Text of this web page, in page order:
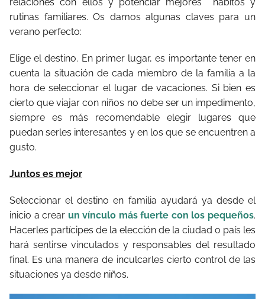
rutinas familiares. Os damos algunas claves para un
verano perfecto:
Elige el destino. En primer lugar, es importante tener en
cuenta la situación de cada miembro de la familia a la
hora de seleccionar el lugar de vacaciones. Si bien es
cierto que viajar con niños no debe ser un impedimento,
siempre es más recomendable elegir lugares que
puedan serles interesantes y en los que se encuentren a
gusto.
Juntos es mejor
Seleccionar el destino en familia ayudará ya desde el
inicio a crear un vínculo más fuerte con los pequeños.
Hacerles partícipes de la elección de la ciudad o país les
hará sentirse vinculados y responsables del resultado
final. Es una manera de inculcarles cierto control de las
situaciones ya desde niños.